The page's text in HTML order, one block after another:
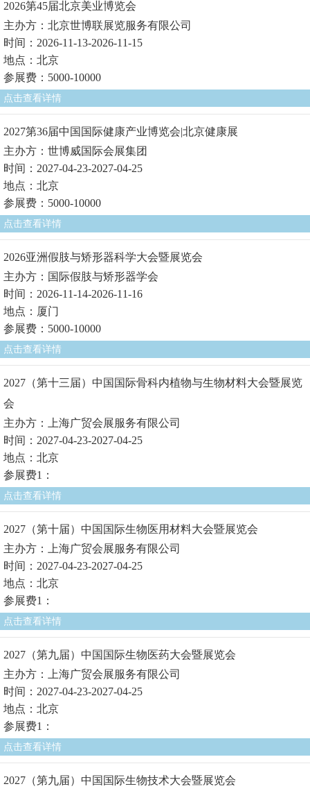
2026第45届北京美业博览会
主办方：北京世博联展览服务有限公司
时间：2026-11-13-2026-11-15
地点：北京
参展费：5000-10000
点击查看详情
2027第36届中国国际健康产业博览会|北京健康展
主办方：世博威国际会展集团
时间：2027-04-23-2027-04-25
地点：北京
参展费：5000-10000
点击查看详情
2026亚洲假肢与矫形器科学大会暨展览会
主办方：国际假肢与矫形器学会
时间：2026-11-14-2026-11-16
地点：厦门
参展费：5000-10000
点击查看详情
2027（第十三届）中国国际骨科内植物与生物材料大会暨展览
会
主办方：上海广贸会展服务有限公司
时间：2027-04-23-2027-04-25
地点：北京
参展费1：
点击查看详情
2027（第十届）中国国际生物医用材料大会暨展览会
主办方：上海广贸会展服务有限公司
时间：2027-04-23-2027-04-25
地点：北京
参展费1：
点击查看详情
2027（第九届）中国国际生物医药大会暨展览会
主办方：上海广贸会展服务有限公司
时间：2027-04-23-2027-04-25
地点：北京
参展费1：
点击查看详情
2027（第九届）中国国际生物技术大会暨展览会